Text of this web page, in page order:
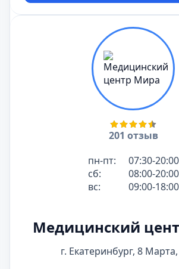
201 отзыв
пн-пт:
07:30-20:00
сб:
08:00-20:00
вс:
09:00-18:00
Медицинский
г. Екатеринбург, 8 Марта,